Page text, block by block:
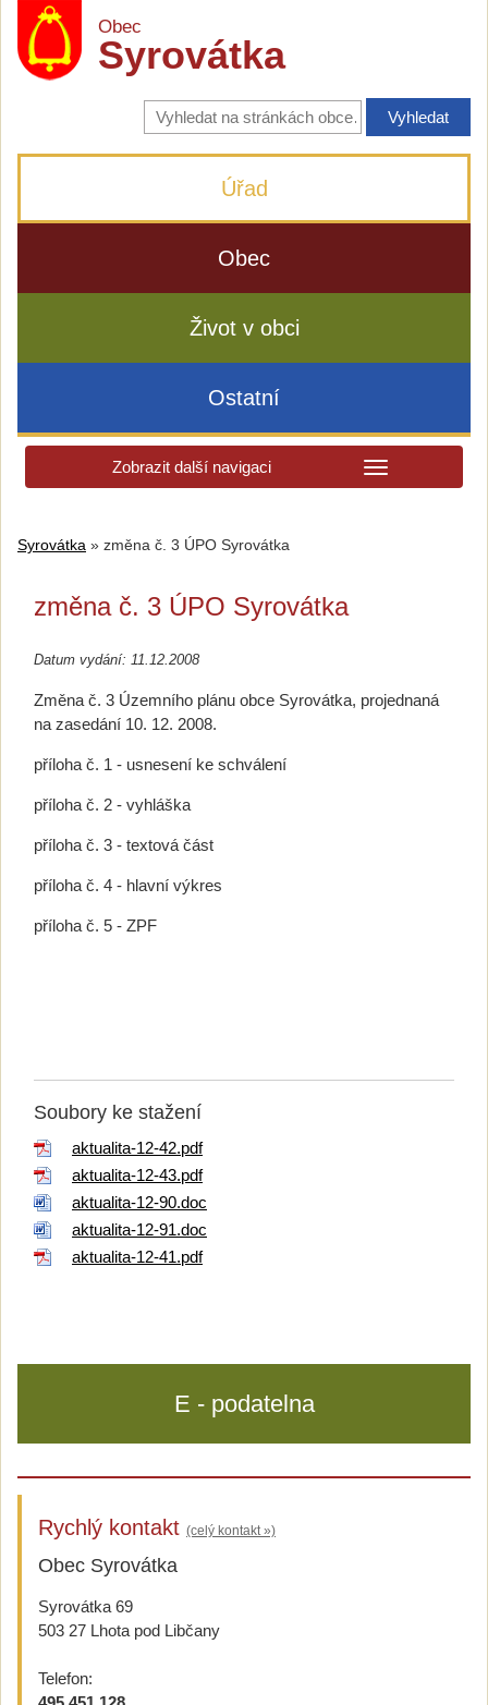
Obec
Syrovátka
Vyhledávání
na
stránkách
Úřad
Obec
Život v obci
Ostatní
Zobrazit další navigaci
Syrovátka » změna č. 3 ÚPO Syrovátka
změna č. 3 ÚPO Syrovátka
Datum vydání: 11.12.2008
Změna č. 3 Územního plánu obce Syrovátka, projednaná
na zasedání 10. 12. 2008.
příloha č. 1 - usnesení ke schválení
příloha č. 2 - vyhláška
příloha č. 3 - textová část
příloha č. 4 - hlavní výkres
příloha č. 5 - ZPF
Soubory ke stažení
aktualita-12-42.pdf
aktualita-12-43.pdf
aktualita-12-90.doc
aktualita-12-91.doc
aktualita-12-41.pdf
E - podatelna
Rychlý kontakt (celý kontakt »)
Obec Syrovátka
Syrovátka 69
503 27 Lhota pod Libčany
Telefon: